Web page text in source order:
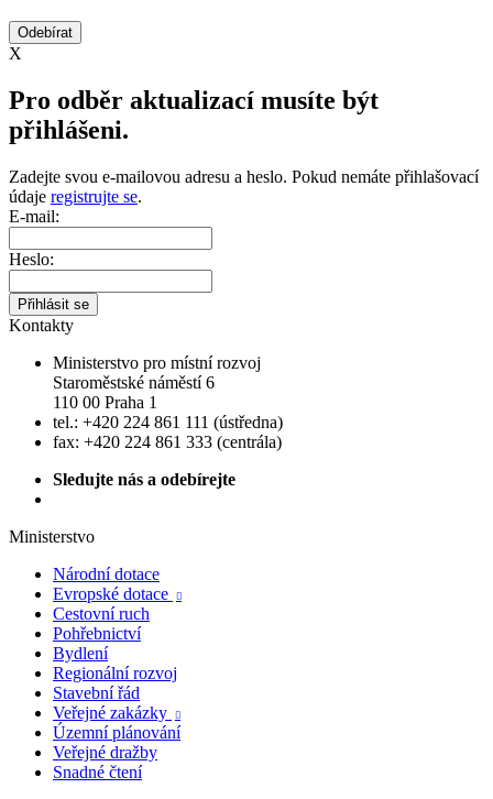
X
Pro odběr aktualizací musíte být
přihlášeni.
Zadejte svou e-mailovou adresu a heslo. Pokud nemáte přihlašovací
údaje registrujte se.
E-mail:
Heslo:
Kontakty
Ministerstvo pro místní rozvoj
Staroměstské náměstí 6
110 00 Praha 1
tel.: +420 224 861 111 (ústředna)
fax: +420 224 861 333 (centrála)
Sledujte nás a odebírejte
Ministerstvo
Národní dotace
Evropské dotace

Cestovní ruch
Pohřebnictví
Bydlení
Regionální rozvoj
Stavební řád
Veřejné zakázky

Územní plánování
Veřejné dražby
Snadné čtení